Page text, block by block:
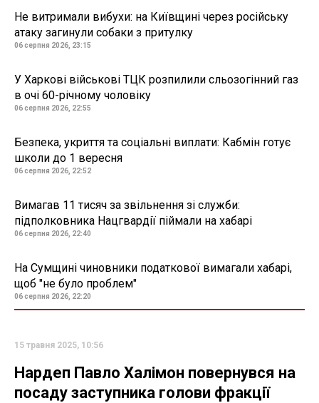
Не витримали вибухи: на Київщині через російську
атаку загинули собаки з притулку
06 серпня 2026, 23:15
У Харкові військові ТЦК розпилили сльозогінний газ
в очі 60-річному чоловіку
06 серпня 2026, 22:55
Безпека, укриття та соціальні виплати: Кабмін готує
школи до 1 вересня
06 серпня 2026, 22:52
Вимагав 11 тисяч за звільнення зі служби:
підполковника Нацгвардії піймали на хабарі
06 серпня 2026, 22:40
На Сумщині чиновники податкової вимагали хабарі,
щоб "не було проблем"
06 серпня 2026, 22:20
15 травня 2025, 10:56
Нардеп Павло Халімон повернувся на
посаду заступника голови фракції